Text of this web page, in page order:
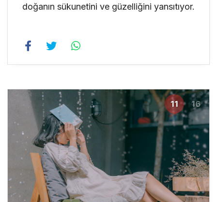
doğanın sükunetini ve güzelliğini yansıtıyor.
11 16